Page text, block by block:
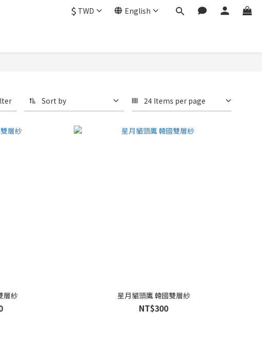
$ TWD English
Sort by 24 Items per page
層紗 星月貓頭鷹 韓國雙層紗
NT$300